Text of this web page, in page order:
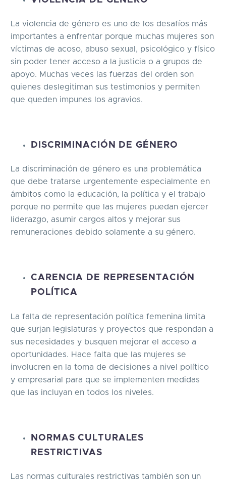
La violencia de género es uno de los desafíos más
importantes a enfrentar porque muchas mujeres son
víctimas de acoso, abuso sexual, psicológico y físico
sin poder tener acceso a la justicia o a grupos de
apoyo. Muchas veces las fuerzas del orden son
quienes deslegitiman sus testimonios y permiten
que queden impunes los agravios.
DISCRIMINACIÓN DE GÉNERO
La discriminación de género es una problemática
que debe tratarse urgentemente especialmente en
ámbitos como la educación, la política y el trabajo
porque no permite que las mujeres puedan ejercer
liderazgo, asumir cargos altos y mejorar sus
remuneraciones debido solamente a su género.
CARENCIA DE REPRESENTACIÓN
POLÍTICA
La falta de representación política femenina limita
que surjan legislaturas y proyectos que respondan a
sus necesidades y busquen mejorar el acceso a
oportunidades. Hace falta que las mujeres se
involucren en la toma de decisiones a nivel político
y empresarial para que se implementen medidas
que las incluyan en todos los niveles.
NORMAS CULTURALES
RESTRICTIVAS
Las normas culturales restrictivas también son un